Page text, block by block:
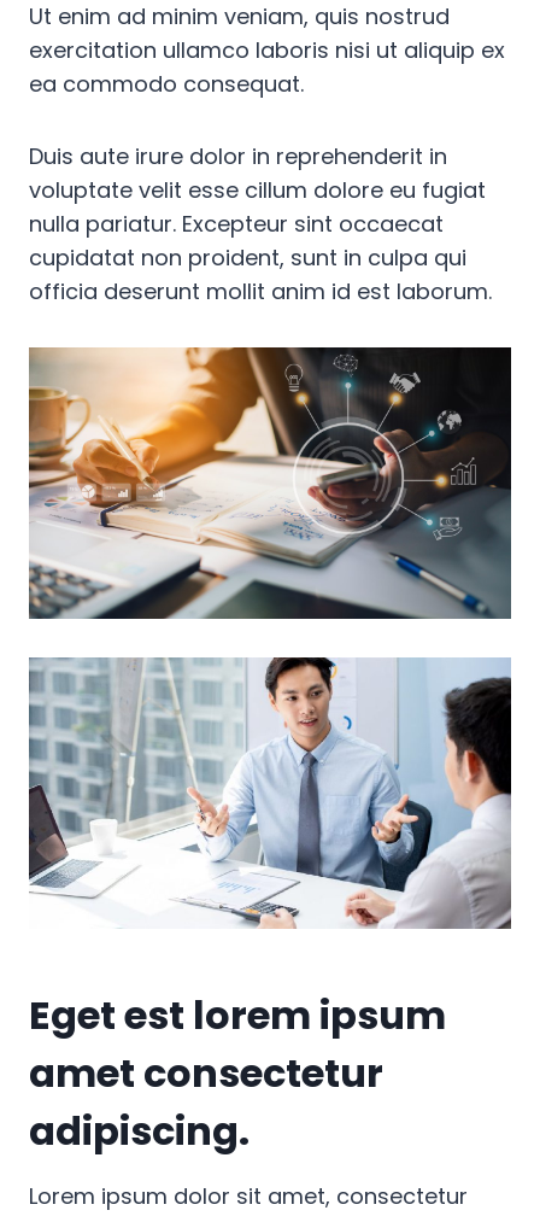
Ut enim ad minim veniam, quis nostrud
exercitation ullamco laboris nisi ut aliquip ex
ea commodo consequat.
Duis aute irure dolor in reprehenderit in
voluptate velit esse cillum dolore eu fugiat
nulla pariatur. Excepteur sint occaecat
cupidatat non proident, sunt in culpa qui
officia deserunt mollit anim id est laborum.
Eget est lorem ipsum
amet consectetur
adipiscing.
Lorem ipsum dolor sit amet, consectetur